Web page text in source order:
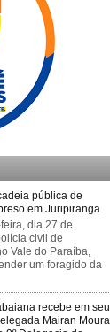
pública de
em Juripiranga
dia 27 de
civil de
Vale do Paraíba,
um foragido da
recebe em seu
Mairan Moura